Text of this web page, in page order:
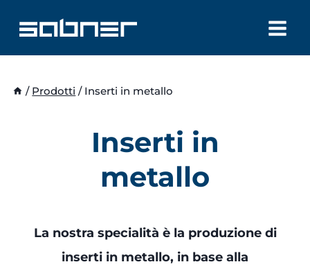
contenuto
/ Prodotti / Inserti in metallo
Inserti in
metallo
La nostra specialità è la produzione di
inserti in metallo, in base alla